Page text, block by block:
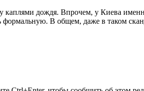
дождя. Впрочем, у Киева
формальную. В общем, даже в таком